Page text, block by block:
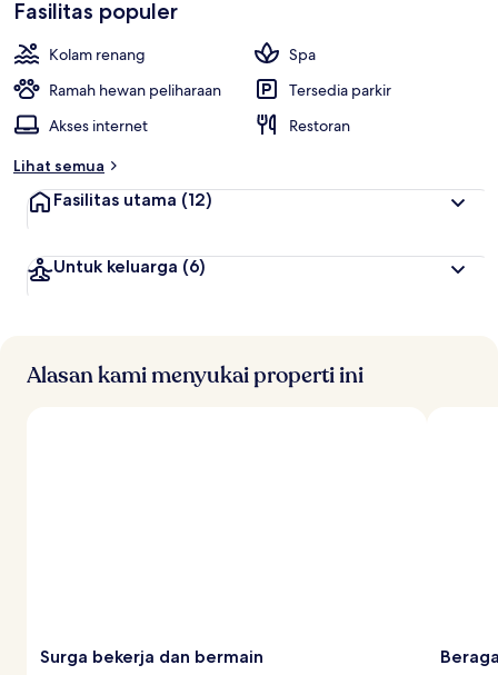
Fasilitas populer
Kolam renang
Spa
Ramah hewan peliharaan
Tersedia parkir
Akses internet
Restoran
Lihat semua
Fasilitas utama (12)
Untuk keluarga (6)
Alasan kami menyukai properti ini
Surga bekerja dan bermain